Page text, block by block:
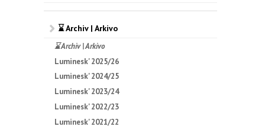
⌛ Archiv | Arkivo
⌛ Archiv | Arkivo
Luminesk' 2025/26
Luminesk' 2024/25
Luminesk' 2023/24
Luminesk' 2022/23
Luminesk' 2021/22